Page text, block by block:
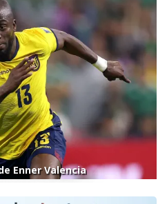
Enner Valencia